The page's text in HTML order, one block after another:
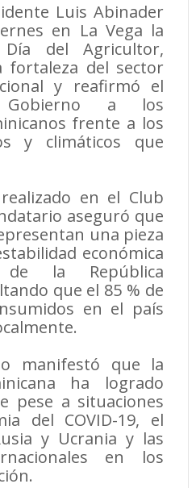
Luis Abinader
en La Vega la
del Agricultor,
fortaleza del sector
y reafirmó el
a los
frente a los
y climáticos que
en el Club
aseguró que
una pieza
económica
la República
que el 85 % de
en el país
manifestó que la
ha logrado
pese a situaciones
del COVID-19, el
y Ucrania y las
en los